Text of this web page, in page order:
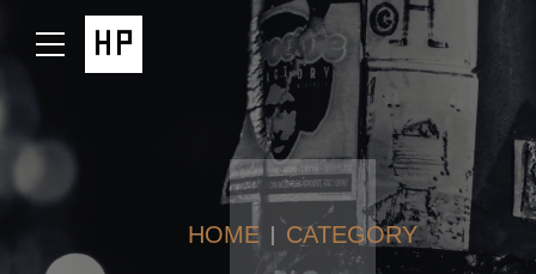
HOME CATEGORY